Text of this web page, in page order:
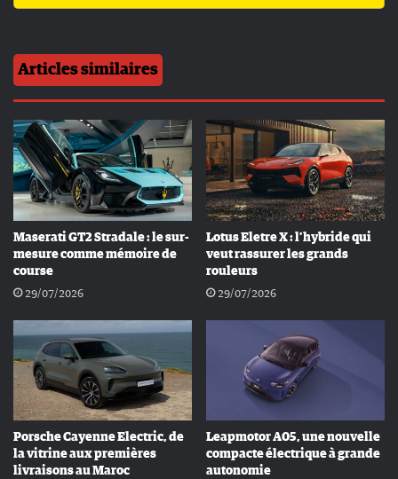
Articles similaires
Maserati GT2 Stradale : le sur-
mesure comme mémoire de
course
29/07/2026
Lotus Eletre X : l’hybride qui
veut rassurer les grands
rouleurs
29/07/2026
Porsche Cayenne Electric, de
la vitrine aux premières
livraisons au Maroc
Leapmotor A05, une nouvelle
compacte électrique à grande
autonomie